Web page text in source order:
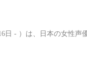
日 - ）は、日本の女性声